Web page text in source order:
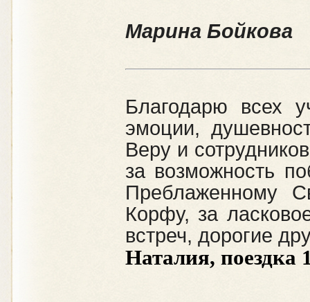
Марина Бойкова
Благодарю всех
эмоции,
Веру и
за возможность
Преблаженному
Корфу, за
встреч, дорогие
Наталия, поездка